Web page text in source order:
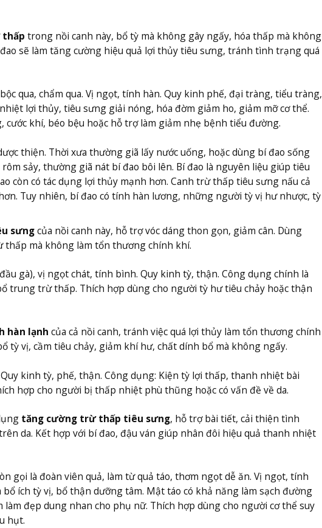
trong nồi canh này, bổ tỳ mà không gây ngấy, hóa thấp mà không
sẽ làm tăng cường hiệu quả lợi thủy tiêu sưng, tránh tình trạng quá
qua, chẩm qua. Vị ngọt, tính hàn. Quy kinh phế, đại tràng, tiểu tràng,
lợi thủy, tiêu sưng giải nóng, hóa đờm giảm ho, giảm mỡ cơ thể.
khí, béo bệu hoặc hỗ trợ làm giảm nhẹ bệnh tiểu đường.
thiện. Thời xưa thường giã lấy nước uống, hoặc dùng bí đao sống
sảy, thường giã nát bí đao bôi lên. Bí đao là nguyên liệu giúp tiêu
còn có tác dụng lợi thủy mạnh hơn. Canh trừ thấp tiêu sưng nấu cả
Tuy nhiên, bí đao có tính hàn lương, những người tỳ vị hư nhược, tỳ
sưngcủa nồi canh này, hỗ trợ vóc dáng thon gọn, giảm cân. Dùng
thấp mà không làm tổn thương chính khí.
gà), vị ngọt chát, tính bình. Quy kinh tỳ, thận. Công dụng chính là
trung trừ thấp. Thích hợp dùng cho người tỳ hư tiêu chảy hoặc thận
hàn lạnh của cả nồi canh, tránh việc quá lợi thủy làm tổn thương chính
tỳ vị, cầm tiêu chảy, giảm khí hư, chất dính bổ mà không ngấy.
kinh tỳ, phế, thận. Công dụng: Kiện tỳ lợi thấp, thanh nhiệt bài
hợp cho người bị thấp nhiệt phù thũng hoặc có vấn đề về da.
tăng cường trừ thấp tiêu sưng, hỗ trợ bài tiết, cải thiện tình
da. Kết hợp với bí đao, đậu ván giúp nhân đôi hiệu quả thanh nhiệt
gọi là đoàn viên quả, làm từ quả táo, thơm ngọt dễ ăn. Vị ngọt, tính
ích tỳ vị, bổ thận dưỡng tâm. Mật táo có khả năng làm sạch đường
đẹp dung nhan cho phụ nữ. Thích hợp dùng cho người cơ thể suy
hụt.